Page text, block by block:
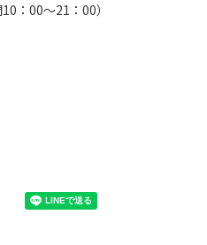
：00～21：00）